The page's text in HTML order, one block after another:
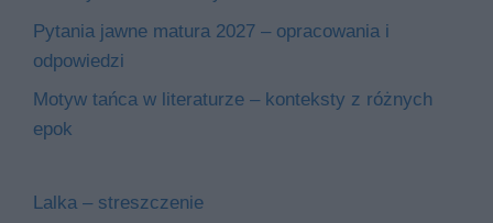
Pytania jawne matura 2027 – opracowania i
odpowiedzi
Motyw tańca w literaturze – konteksty z różnych
epok
Lalka – streszczenie